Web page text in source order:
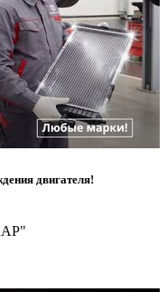
двигателя!